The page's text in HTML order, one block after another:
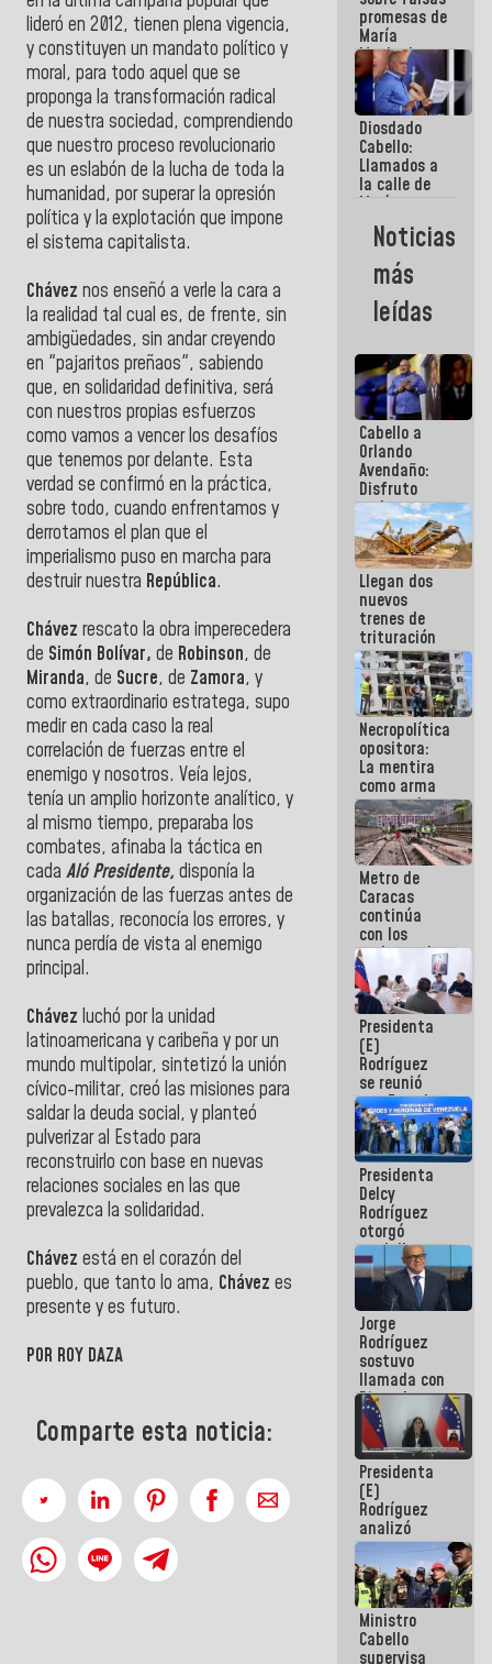
lideró en 2012, tienen plena vigencia,
y constituyen un mandato político y
moral, para todo aquel que se
proponga la transformación radical
de nuestra sociedad, comprendiendo
que nuestro proceso revolucionario
es un eslabón de la lucha de toda la
humanidad, por superar la opresión
política y la explotación que impone
el sistema capitalista.
Chávez nos enseñó a verle la cara a
la realidad tal cual es, de frente, sin
ambigüedades, sin andar creyendo
en "pajaritos preñaos", sabiendo
que, en solidaridad definitiva, será
con nuestros propias esfuerzos
como vamos a vencer los desafíos
que tenemos por delante. Esta
verdad se confirmó en la práctica,
sobre todo, cuando enfrentamos y
derrotamos el plan que el
imperialismo puso en marcha para
destruir nuestra República.
Chávez rescato la obra imperecedera
de Simón Bolívar, de Robinson, de
Miranda, de Sucre, de Zamora, y
como extraordinario estratega, supo
medir en cada caso la real
correlación de fuerzas entre el
enemigo y nosotros. Veía lejos,
tenía un amplio horizonte analítico, y
al mismo tiempo, preparaba los
combates, afinaba la táctica en
cada Aló Presidente, disponía la
organización de las fuerzas antes de
las batallas, reconocía los errores, y
nunca perdía de vista al enemigo
principal.
Chávez luchó por la unidad
latinoamericana y caribeña y por un
mundo multipolar, sintetizó la unión
cívico-militar, creó las misiones para
saldar la deuda social, y planteó
pulverizar al Estado para
reconstruirlo con base en nuevas
relaciones sociales en las que
prevalezca la solidaridad.
Chávez está en el corazón del
pueblo, que tanto lo ama, Chávez es
presente y es futuro.
POR ROY DAZA
Comparte esta noticia:
promesas de
María
Machado:
¿Quién le
puede creer?
¿Y la gente
que ella iba
a salvar en
La Guaira?
Diosdado
Cabello:
Llamados a
la calle de
María
Machado se
estrellaron
de frente
contra el
Pueblo
Noticias
más
leídas
Cabello a
Orlando
Avendaño:
Disfruto
cada vez
que escribes
porque lo
que haces
es
embarrarla
Llegan dos
nuevos
trenes de
trituración
para
optimizar
manejo de
escombros
en La Guaira
Necropolítica
opositora:
La mentira
como arma
contra el
Pueblo
Metro de
Caracas
continúa
con los
trabajos de
mantenimiento
e inspección
en la Línea 2
Presidenta
(E)
Rodríguez
se reunió
con Estado
Mayor
Eléctrico
para
abordar
planes de
acción
Presidenta
Delcy
Rodríguez
otorgó
medalla
"Héroe de
Venezuela"
a servidores
públicos
Jorge
Rodríguez
sostuvo
llamada con
Dinorah
Figuera y
acuerdan
primer
encuentro
presencial
para el
diálogo
Presidenta
(E)
Rodríguez
analizó
junto a
gobernadores
planes de
recuperación
del Sistema
Eléctrico
Ministro
Cabello
supervisa